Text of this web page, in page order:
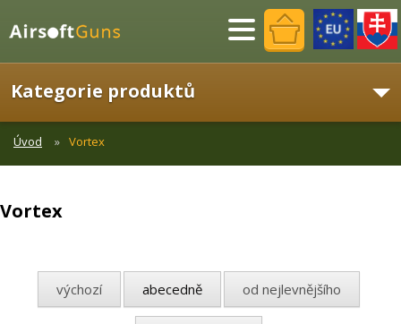
Menu
Kategorie produktů
Úvod Vortex
Vortex
výchozí abecedně od nejlevnějšího